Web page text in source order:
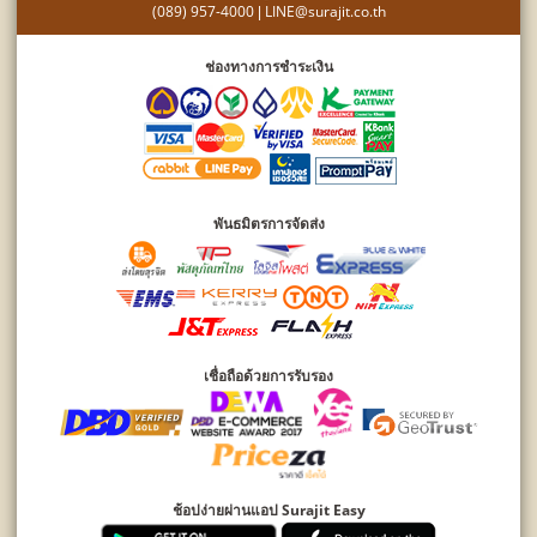
(089) 957-4000| LINE@surajit.co.th
ช่องทางการชำระเงิน
พันธมิตรการจัดส่ง
เชื่อถือด้วยการรับรอง
ช้อปง่ายผ่านแอป Surajit Easy